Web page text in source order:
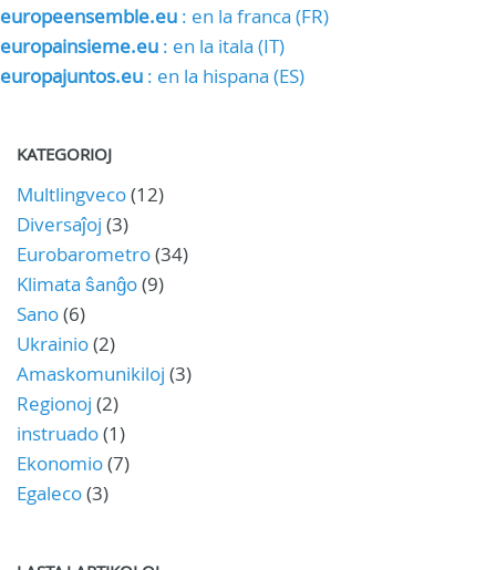
europeensemble.eu : en la franca (FR)
europainsieme.eu : en la itala (IT)
europajuntos.eu : en la hispana (ES)
KATEGORIOJ
Multlingveco(12)
Diversaĵoj (3)
Eurobarometro(34)
Klimata ŝanĝo(9)
Sano(6)
Ukrainio(2)
Amaskomunikiloj (3)
Regionoj (2)
instruado(1)
Ekonomio(7)
Egaleco(3)